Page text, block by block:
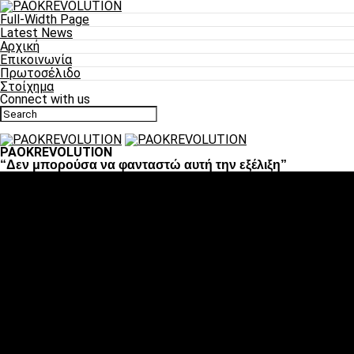
Full-Width Page
Latest News
Αρχική
Επικοινωνία
Πρωτοσέλιδο
Στοίχημα
Connect with us
PAOKREVOLUTION
“Δεν μπορούσα να φανταστώ αυτή την εξέλιξη”